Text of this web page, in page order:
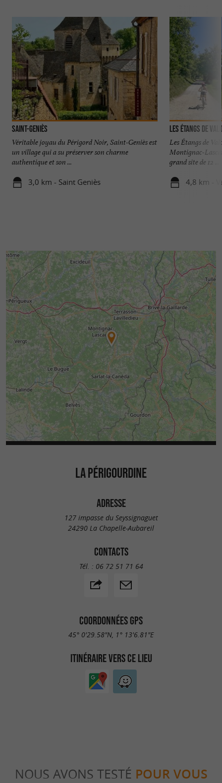
Saint-Geniès
Véritable joyau du Périgord Noir, Saint-Geniès est
un village qui a su préserver son charme
authentique et son ...
3,0 km - Saint Geniès
Les étangs de
Les Étangs de
Montignac-
grand site de 12 ...
4,8 km -
LA PÉRIGOURDINE
ADRESSE
127 impasse du Seyssignaguet
24290 La Chapelle-Aubareil
CONTACTS
Tél. : 06 72 51 71 64
COORDONNÉES GPS
45° 0'29.58"N, 1° 13'6.81"E
ITINÉRAIRE VERS CE LIEU
NOUS AVONS TESTÉ POUR VOUS